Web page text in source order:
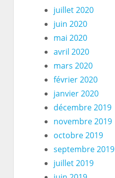
juillet 2020
juin 2020
mai 2020
avril 2020
mars 2020
février 2020
janvier 2020
décembre 2019
novembre 2019
octobre 2019
septembre 2019
juillet 2019